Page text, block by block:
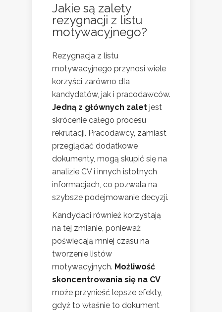
Jakie są zalety
rezygnacji z listu
motywacyjnego?
Rezygnacja z listu
motywacyjnego przynosi wiele
korzyści zarówno dla
kandydatów, jak i pracodawców.
Jedną z głównych zalet jest
skrócenie całego procesu
rekrutacji. Pracodawcy, zamiast
przeglądać dodatkowe
dokumenty, mogą skupić się na
analizie CV i innych istotnych
informacjach, co pozwala na
szybsze podejmowanie decyzji.
Kandydaci również korzystają
na tej zmianie, ponieważ
poświęcają mniej czasu na
tworzenie listów
motywacyjnych. Możliwość
skoncentrowania się na CV
może przynieść lepsze efekty,
gdyż to właśnie to dokument